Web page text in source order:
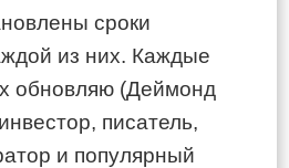
сроки
из них. Каждые
обновляю (Деймонд
писатель,
и популярный